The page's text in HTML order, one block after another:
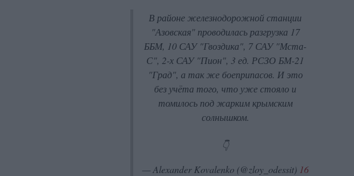
В районе железнодорожной станции
"Азовская" проводилась разгрузка 17
ББМ, 10 САУ "Гвоздика", 7 САУ "Мста-
С", 2-х САУ "Пион", 3 ед. РСЗО БМ-21
"Град", а так же боеприпасов. И это
без учёта того, что уже стояло и
томилось под жарким крымским
солнышком.
👇
— Alexander Kovalenko (@zloy_odessit) 16